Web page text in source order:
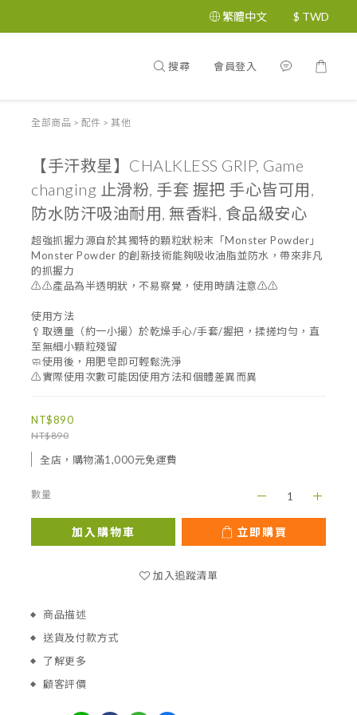
繁體中文 $ TWD
搜尋 會員登入
全部商品 > 配件 > 其他
【手汗救星】CHALKLESS GRIP, Game
changing 止滑粉, 手套 握把 手心皆可用,
防水防汗吸油耐用, 無香料, 食品級安心
超強抓握力源自於其獨特的顆粒狀粉末「Monster Powder」
Monster Powder 的創新技術能夠吸收油脂並防水，帶來非凡
的抓握力
⚠️⚠️產品為半透明狀，不易察覺，使用時請注意⚠️⚠️
使用方法
🥄取適量（約一小撮）於乾燥手心/手套/握把，揉搓均勻，直
至無細小顆粒殘留
🧼使用後，用肥皂即可輕鬆洗淨
⚠️實際使用次數可能因使用方法和個體差異而異
NT$890
NT$890
全店，購物滿1,000元免運費
數量
加入購物車 立即購買
加入追蹤清單
商品描述
送貨及付款方式
了解更多
顧客評價